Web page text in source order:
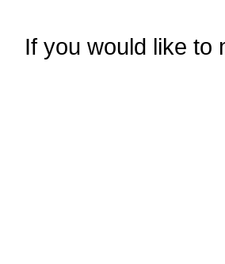
If you would like to